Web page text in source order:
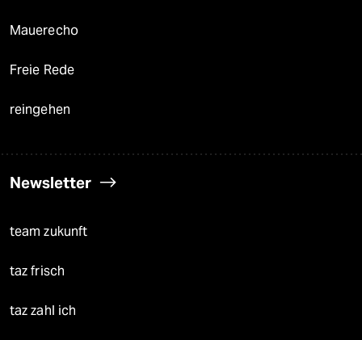
Mauerecho
Freie Rede
reingehen
Newsletter
team zukunft
taz frisch
taz zahl ich